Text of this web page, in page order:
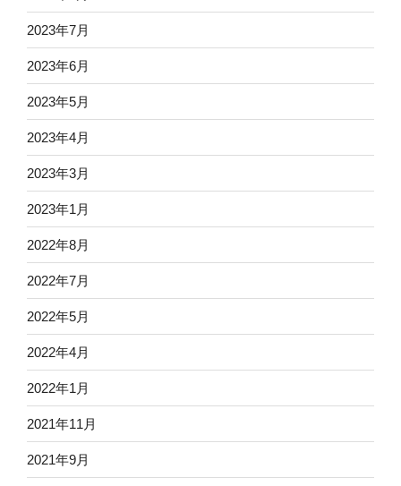
2023年7月
2023年6月
2023年5月
2023年4月
2023年3月
2023年1月
2022年8月
2022年7月
2022年5月
2022年4月
2022年1月
2021年11月
2021年9月